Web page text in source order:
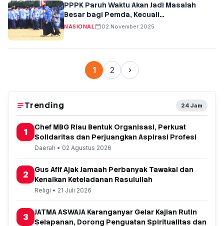
PPPK Paruh Waktu Akan Jadi Masalah
Besar bagi Pemda, Kecuali…
NASIONAL 02 November 2025
1 2 ›
Trending 24 Jam
1
Chef MBG Riau Bentuk Organisasi, Perkuat
Solidaritas dan Perjuangkan Aspirasi Profesi
Daerah • 02 Agustus 2026
2
Gus Afif Ajak Jamaah Perbanyak Tawakal dan
Kenalkan Keteladanan Rasulullah
Religi • 21 Juli 2026
3
JATMA ASWAJA Karanganyar Gelar Kajian Rutin
Selapanan, Dorong Penguatan Spiritualitas dan